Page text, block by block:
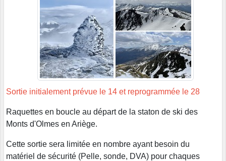
Sortie initialement prévue le 14 et reprogrammée le 28
Raquettes en boucle au départ de la staton de ski des
Monts d'Olmes en Ariège.
Cette sortie sera limitée en nombre ayant besoin du
matériel de sécurité (Pelle, sonde, DVA) pour chaques